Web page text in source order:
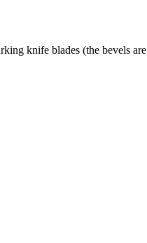
knife blades (the bevels